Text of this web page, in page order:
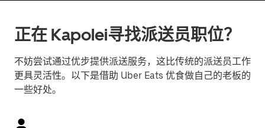
正在 Kapolei寻找派送员职位？
不妨尝试通过优步提供派送服务，这比传统的派送员工作
更具灵活性。以下是借助 Uber Eats 优食做自己的老板的
一些好处。